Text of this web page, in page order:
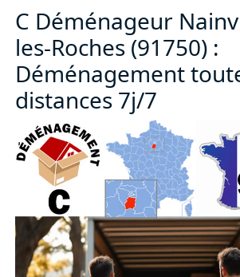
C Déménageur
les-Roches (91750) :
Déménagement
distances 7j/7